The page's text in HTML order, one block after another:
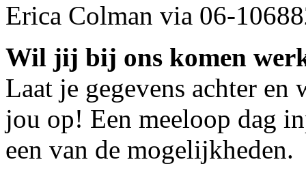
Erica Colman via 06-
Wil jij bij ons komen
Laat je gegevens achter en
jou op! Een meeloop dag
een van de mogelijkheden.